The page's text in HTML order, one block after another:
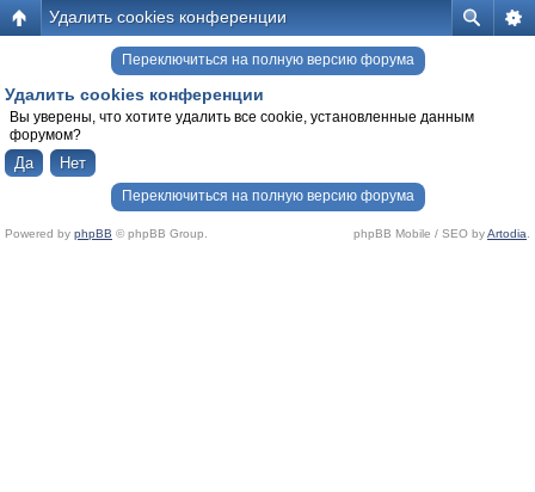
Удалить cookies конференции
Переключиться на полную версию форума
Удалить cookies конференции
Вы уверены, что хотите удалить все cookie, установленные данным
форумом?
Переключиться на полную версию форума
Powered by phpBB © phpBB Group. phpBB Mobile / SEO byArtodia